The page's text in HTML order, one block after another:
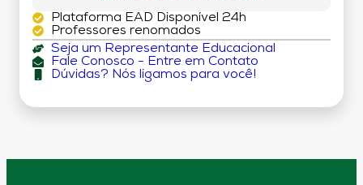
Plataforma EAD Disponível 24h
Professores renomados
Seja um Representante Educacional
Fale Conosco - Entre em Contato
Dúvidas? Nós ligamos para você!